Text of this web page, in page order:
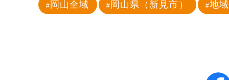
岡山全域 岡山県（新見市） 地